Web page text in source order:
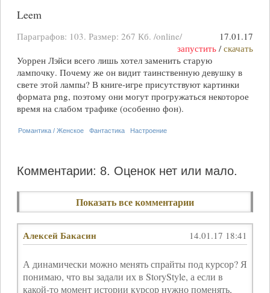
Leem
Параграфов: 103. Размер: 267 Кб. /online/
17.01.17
запустить /скачать
Уоррен Лэйси всего лишь хотел заменить старую
лампочку. Почему же он видит таинственную девушку в
свете этой лампы? В книге-игре присутствуют картинки
формата png, поэтому они могут прогружаться некоторое
время на слабом трафике (особенно фон).
Романтика / Женское Фантастика Настроение
Комментарии: 8. Оценок нет или мало.
Показать все комментарии
Алексей Бакасин 14.01.17 18:41
А динамически можно менять спрайты под курсор? Я
понимаю, что вы задали их в StoryStyle, а если в
какой-то момент истории курсор нужно поменять,